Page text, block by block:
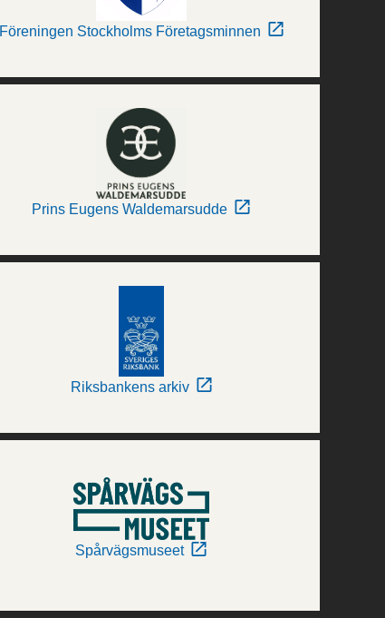
Föreningen Stockholms Företagsminnen
Prins Eugens Waldemarsudde
Riksbankens arkiv
Spårvägsmuseet